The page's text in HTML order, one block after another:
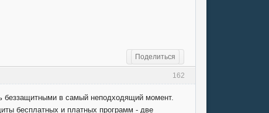
Поделиться
162
беззащитными в самый неподходящий момент.
бесплатных и платных программ - две